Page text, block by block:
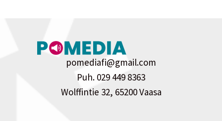
pomediafi@gmail.com
Puh. 029 449 8363
Wolffintie 32, 65200 Vaasa